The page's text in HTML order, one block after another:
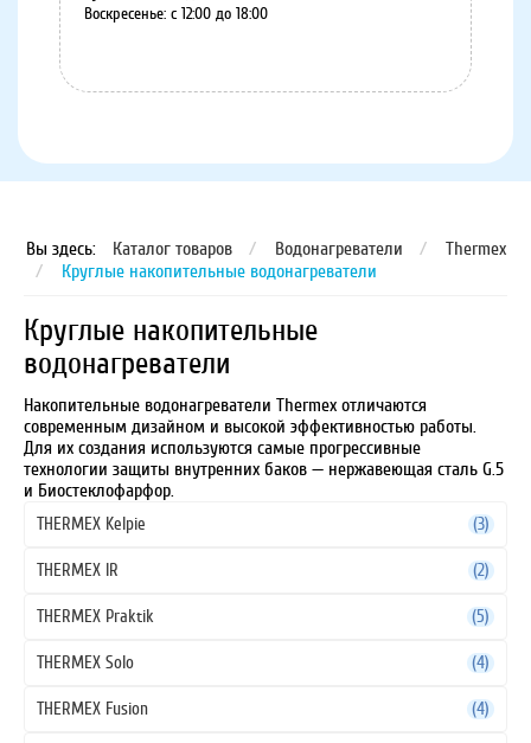
Воскресенье: с 12:00 до 18:00
Вы здесь: Каталог товаров / Водонагреватели /
Thermex
/
Круглые накопительные водонагреватели
Круглые накопительные
водонагреватели
Накопительные водонагреватели Thermex отличаются
современным дизайном и высокой эффективностью работы.
Для их создания используются самые прогрессивные
технологии защиты внутренних баков — нержавеющая сталь G.5
и Биостеклофарфор.
THERMEX Kelpie (3)
THERMEX IR (2)
THERMEX Praktik (5)
THERMEX Solo (4)
THERMEX Fusion (4)